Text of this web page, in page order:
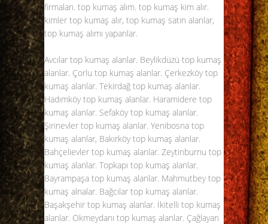
firmaları. top kumaş alım. top kumaş kim alır.
kimler top kumaş alır, top kumaş satın alanlar,
top kumaş alımı yapanlar.
Avcılar top kumaş alanlar. Beylikdüzü top kumaş
alanlar. Çorlu top kumaş alanlar. Çerkezköy top
kumaş alanlar. Tekirdağ top kumaş alanlar.
Hadımköy top kumaş alanlar. Haramidere top
kumaş alanlar. Sefaköy top kumaş alanlar.
Şirinevler top kumaş alanlar. Yenibosna top
kumaş alanlar, Bakırköy top kumaş alanlar.
Bahçelievler top kumaş alanlar. Zeytinburnu top
kumaş alanlar. Topkapı top kumaş alanlar.
Bayrampaşa top kumaş alanlar. Mahmutbey top
kumaş alnalar. Bağcılar top kumaş alanlar.
Başakşehir top kumaş alanlar. İkitelli top kumaş
alanlar. Okmeydanı top kumaş alanlar. Çağlayan